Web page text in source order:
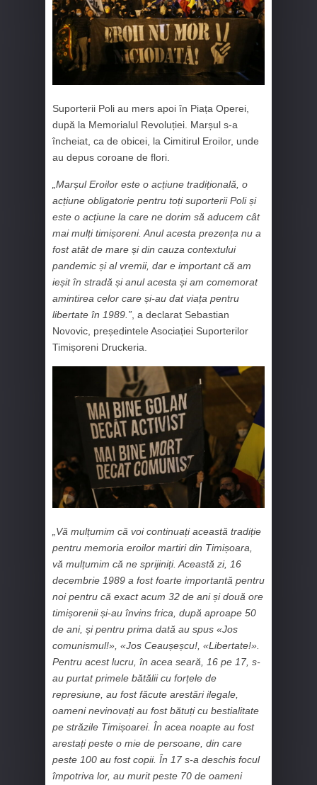
Suporterii Poli au mers apoi în Piața Operei,
după la Memorialul Revoluției. Marșul s-a
încheiat, ca de obicei, la Cimitirul Eroilor, unde
au depus coroane de flori.
„Marșul Eroilor este o acțiune tradițională, o
acțiune obligatorie pentru toți suporterii Poli și
este o acțiune la care ne dorim să aducem cât
mai mulți timișoreni. Anul acesta prezența nu a
fost atât de mare și din cauza contextului
pandemic și al vremii, dar e important că am
ieșit în stradă și anul acesta și am comemorat
amintirea celor care și-au dat viața pentru
libertate în 1989.” , a declarat Sebastian
Novovic, președintele Asociației Suporterilor
Timișoreni Druckeria.
„Vă mulțumim că voi continuați această tradiție
pentru memoria eroilor martiri din Timișoara,
vă mulțumim că ne sprijiniți. Această zi, 16
decembrie 1989 a fost foarte importantă pentru
noi pentru că exact acum 32 de ani și două ore
timișorenii și-au învins frica, după aproape 50
de ani, și pentru prima dată au spus «Jos
comunismul!», «Jos Ceaușeșcu!, «Libertate!».
Pentru acest lucru, în acea seară, 16 pe 17, s-
au purtat primele bătălii cu forțele de
represiune, au fost făcute arestări ilegale,
oameni nevinovați au fost bătuți cu bestialitate
pe străzile Timișoarei. În acea noapte au fost
arestați peste o mie de persoane, din care
peste 100 au fost copii. În 17 s-a deschis focul
împotriva lor, au murit peste 70 de oameni